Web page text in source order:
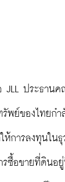
JLL ประธานค
พย์ของไทยกำ
การลงทุนในธุ
รซื้อขายที่ดินอ